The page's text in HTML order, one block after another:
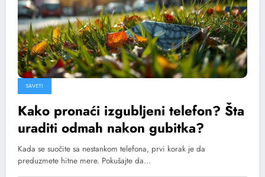
SAVETI
Kako pronaći izgubljeni telefon? Šta
uraditi odmah nakon gubitka?
Kada se suočite sa nestankom telefona, prvi korak je da
preduzmete hitne mere. Pokušajte da…